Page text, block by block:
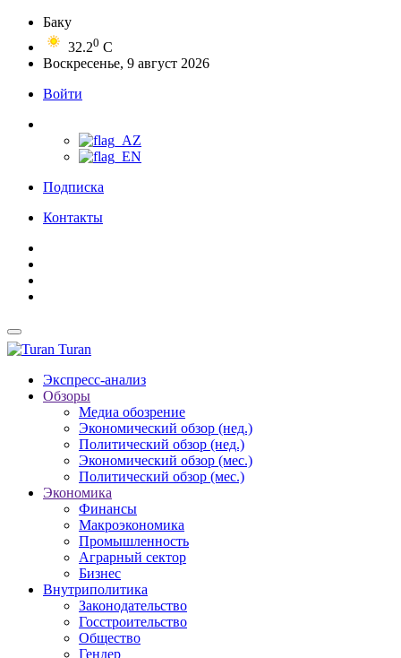
Баку
32.20 C
Воскресенье, 9 август 2026
Войти
Подписка
Контакты
Turan
Экспресс-анализ
Обзоры
Медиа обозрение
Экономический обзор (нед.)
Политический обзор (нед.)
Экономический обзор (мес.)
Политический обзор (мес.)
Экономика
Финансы
Макроэкономика
Промышленность
Аграрный сектор
Бизнес
Внутриполитика
Законодательство
Госстроительство
Общество
Гендер